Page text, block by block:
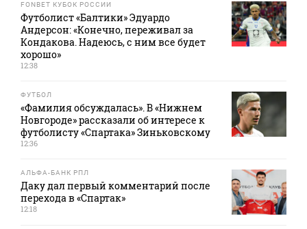
FONBET КУБОК РОССИИ
Футболист «Балтики» Эдуардо
Андерсон: «Конечно, переживал за
Кондакова. Надеюсь, с ним все будет
хорошо»
12:38
ФУТБОЛ
«Фамилия обсуждалась». В «Нижнем
Новгороде» рассказали об интересе к
футболисту «Спартака» Зиньковскому
12:36
АЛЬФА-БАНК РПЛ
Даку дал первый комментарий после
перехода в «Спартак»
12:18